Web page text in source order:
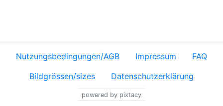
Nutzungsbedingungen/AGB Impressum
FAQ
Bildgrössen/sizes
Datenschutzerklärung
powered by pixtacy